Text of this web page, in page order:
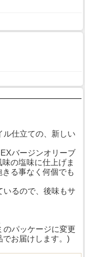
仕立ての、新しい
バージンオリーブ
の塩味に仕上げま
る事なく何個でも
いるので、後味もサ
のパッケージに変更
でお届けします。)